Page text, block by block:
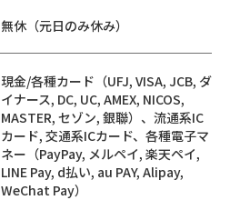
無休（元日のみ休み）
現金/各種カード（UFJ, VISA, JCB, ダ
イナース, DC, UC, AMEX, NICOS,
MASTER, セゾン, 銀聯）、流通系IC
カード, 交通系ICカード、各種電子マ
ネー（PayPay, メルペイ, 楽天ペイ,
LINE Pay, d払い, au PAY, Alipay,
WeChat Pay）